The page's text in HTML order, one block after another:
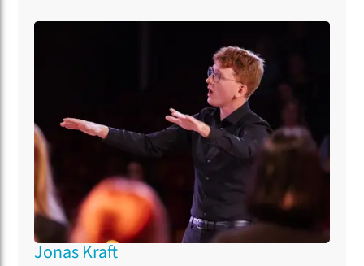
Wettbewerb in Leipzig.
Jonas Kraft